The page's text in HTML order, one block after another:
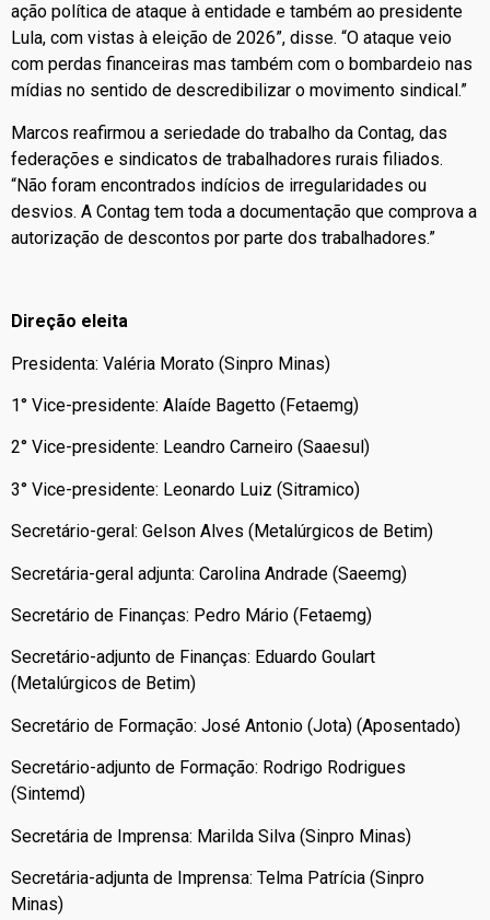
ação política de ataque à entidade e também ao presidente
Lula, com vistas à eleição de 2026”, disse. “O ataque veio
com perdas financeiras mas também com o bombardeio nas
mídias no sentido de descredibilizar o movimento sindical.”
Marcos reafirmou a seriedade do trabalho da Contag, das
federações e sindicatos de trabalhadores rurais filiados.
“Não foram encontrados indícios de irregularidades ou
desvios. A Contag tem toda a documentação que comprova a
autorização de descontos por parte dos trabalhadores.”
Direção eleita
Presidenta: Valéria Morato (Sinpro Minas)
1° Vice-presidente: Alaíde Bagetto (Fetaemg)
2° Vice-presidente: Leandro Carneiro (Saaesul)
3° Vice-presidente: Leonardo Luiz (Sitramico)
Secretário-geral: Gelson Alves (Metalúrgicos de Betim)
Secretária-geral adjunta: Carolina Andrade (Saeemg)
Secretário de Finanças: Pedro Mário (Fetaemg)
Secretário-adjunto de Finanças: Eduardo Goulart
(Metalúrgicos de Betim)
Secretário de Formação: José Antonio (Jota) (Aposentado)
Secretário-adjunto de Formação: Rodrigo Rodrigues
(Sintemd)
Secretária de Imprensa: Marilda Silva (Sinpro Minas)
Secretária-adjunta de Imprensa: Telma Patrícia (Sinpro
Minas)